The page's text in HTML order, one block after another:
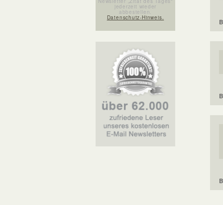
jederzeit wieder
abbestellen.
Datenschutz-Hinweis.